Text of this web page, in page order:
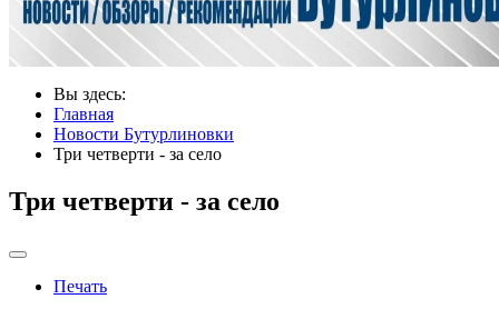
Вы здесь:
Главная
Новости Бутурлиновки
Три четверти - за село
Три четверти - за село
Печать